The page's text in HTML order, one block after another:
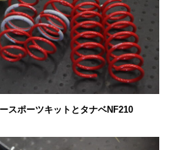
スポーツキットとタナベNF210